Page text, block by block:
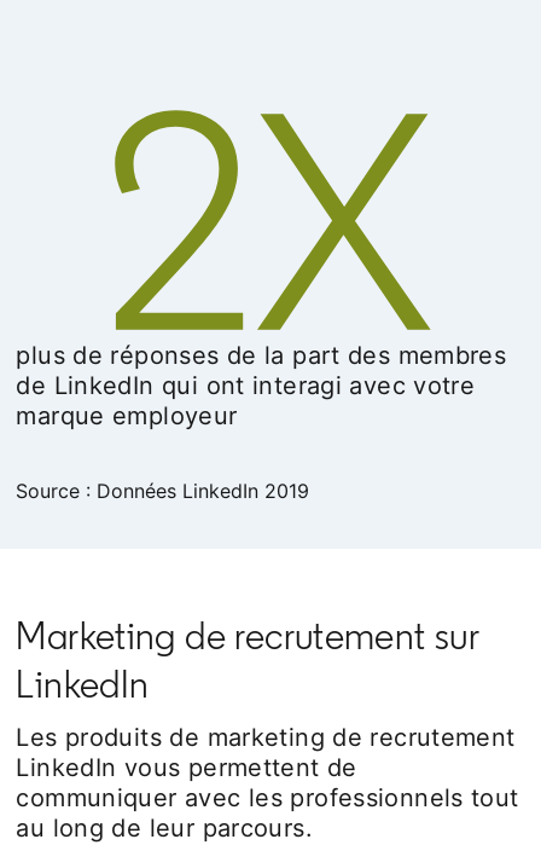
plus de réponses de la part des membres
de LinkedIn qui ont interagi avec votre
marque employeur
Source : Données LinkedIn 2019
Marketing de recrutement sur
LinkedIn
Les produits de marketing de recrutement
LinkedIn vous permettent de
communiquer avec les professionnels tout
au long de leur parcours.